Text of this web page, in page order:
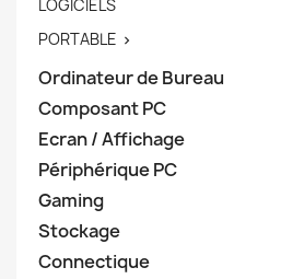
LOGICIELS
PORTABLE 
Ordinateur de Bureau
Composant PC
Ecran / Affichage
Périphérique PC
Gaming
Stockage
Connectique